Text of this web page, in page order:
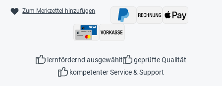
Zum Merkzettel hinzufügen
lernfördernd ausgewählt
geprüfte Qualität
kompetenter Service & Support